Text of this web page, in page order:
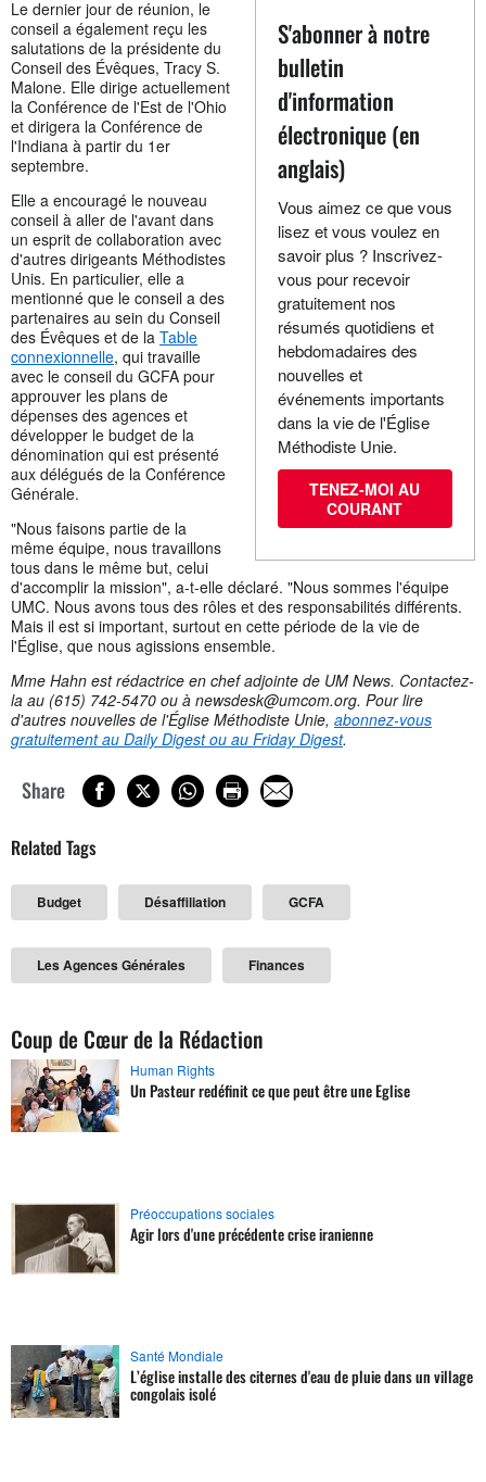
S'abonner à notre
bulletin
d'information
électronique (en
anglais)
Vous aimez ce que vous
lisez et vous voulez en
savoir plus ? Inscrivez-
vous pour recevoir
gratuitement nos
résumés quotidiens et
hebdomadaires des
nouvelles et
événements importants
dans la vie de l'Église
Méthodiste Unie.
TENEZ-MOI AU
COURANT
Le dernier jour de réunion, le
conseil a également reçu les
salutations de la présidente du
Conseil des Évêques, Tracy S.
Malone. Elle dirige actuellement
la Conférence de l'Est de l'Ohio
et dirigera la Conférence de
l'Indiana à partir du 1er
septembre.
Elle a encouragé le nouveau
conseil à aller de l'avant dans
un esprit de collaboration avec
d'autres dirigeants Méthodistes
Unis. En particulier, elle a
mentionné que le conseil a des
partenaires au sein du Conseil
des Évêques et de la Table
connexionnelle, qui travaille
avec le conseil du GCFA pour
approuver les plans de
dépenses des agences et
développer le budget de la
dénomination qui est présenté
aux délégués de la Conférence
Générale.
"Nous faisons partie de la
même équipe, nous travaillons
tous dans le même but, celui
d'accomplir la mission", a-t-elle déclaré. "Nous sommes l'équipe
UMC. Nous avons tous des rôles et des responsabilités différents.
Mais il est si important, surtout en cette période de la vie de
l'Église, que nous agissions ensemble.
Mme Hahn est rédactrice en chef adjointe de UM News. Contactez-
la au (615) 742-5470 ou à newsdesk@umcom.org. Pour lire
d'autres nouvelles de l'Église Méthodiste Unie, abonnez-vous
gratuitement au Daily Digest ou au Friday Digest.
Share
Related Tags
Budget Désaffiliation GCFA
Les Agences Générales Finances
Coup de Cœur de la Rédaction
Human Rights
Un Pasteur redéfinit ce que peut être une Eglise
Préoccupations sociales
Agir lors d'une précédente crise iranienne
Santé Mondiale
L’église installe des citernes d'eau de pluie dans un village
congolais isolé